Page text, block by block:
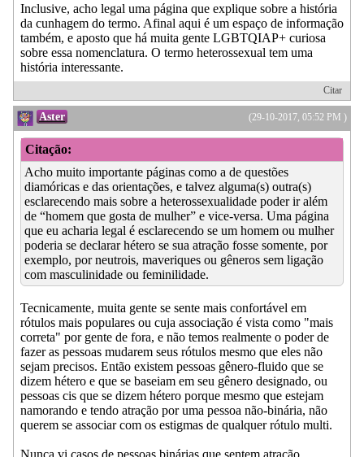
Inclusive, acho legal uma página que explique sobre a história
da cunhagem do termo. Afinal aqui é um espaço de informação
também, e aposto que há muita gente LGBTQIAP+ curiosa
sobre essa nomenclatura. O termo heterossexual tem uma
história interessante.
Citar
(29-10-2017, 05:52 PM )
Aster
Citação:
Acho muito importante páginas como a de questões
diamóricas e das orientações, e talvez alguma(s) outra(s)
esclarecendo mais sobre a heterossexualidade poder ir além
de “homem que gosta de mulher” e vice-versa. Uma página
que eu acharia legal é esclarecendo se um homem ou mulher
poderia se declarar hétero se sua atração fosse somente, por
exemplo, por neutrois, maveriques ou gêneros sem ligação
com masculinidade ou feminilidade.
Tecnicamente, muita gente se sente mais confortável em
rótulos mais populares ou cuja associação é vista como "mais
correta" por gente de fora, e não temos realmente o poder de
fazer as pessoas mudarem seus rótulos mesmo que eles não
sejam precisos. Então existem pessoas gênero-fluido que se
dizem hétero e que se baseiam em seu gênero designado, ou
pessoas cis que se dizem hétero porque mesmo que estejam
namorando e tendo atração por uma pessoa não-binária, não
querem se associar com os estigmas de qualquer rótulo multi.
Nunca vi casos de pessoas binárias que sentem atração